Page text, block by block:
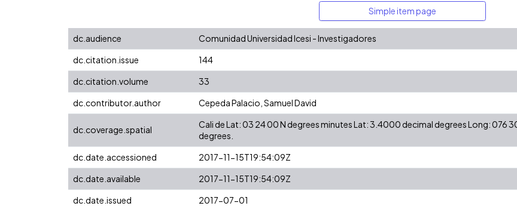
Simple item page
dc.audience Comunidad Universidad Icesi - Investigadores
dc.citation.issue
144
dc.citation.volume
33
dc.contributor.author
Cepeda Palacio, Samuel David
dc.coverage.spatial
Cali de Lat: 03 24 00 N degrees minutes Lat: 3.4000 decimal degrees Long: 076
degrees.
dc.date.accessioned
2017-11-15T19:54:09Z
dc.date.available
2017-11-15T19:54:09Z
dc.date.issued
2017-07-01